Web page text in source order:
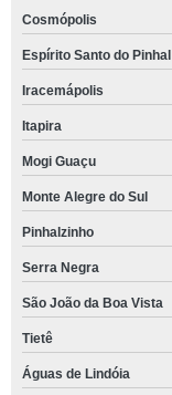
Cosmópolis
Espírito Santo do Pinhal
Iracemápolis
Itapira
Mogi Guaçu
Monte Alegre do Sul
Pinhalzinho
Serra Negra
São João da Boa Vista
Tietê
Águas de Lindóia